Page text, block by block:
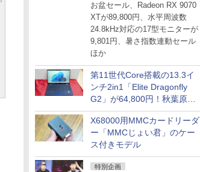
お盆セール、Radeon RX 9070
XTが89,800円、水平周波数
24.8kHz対応の17型モニターが
9,801円、暑さ指数連動セール
ほか
第11世代Core搭載の13.3イ
ンチ2in1「Elite Dragonfly
G2」が64,800円！秋葉原で
中古PCセール
X68000用MMCカードリーダ
ー「MMCじょい君」のケー
ス付きモデル
特別企画